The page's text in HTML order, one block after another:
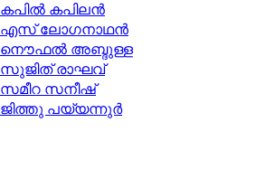
കപിൽ കപിലൻ
എസ് ലോഗനാഥന്‍
നൌഫൽ അബ്ദുള്ള
സുജിത് രാഘവ്
സമീറ സനീഷ്
ജിത്തു പയ്യന്നുർ